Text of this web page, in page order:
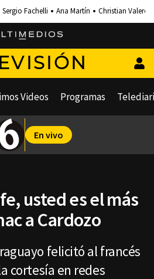
Sergio Fachelli Ana Martín Christian Valero
Videos Programas
En vivo
usted es el más
a Cardozo
felicitó al francés
cortesía en redes